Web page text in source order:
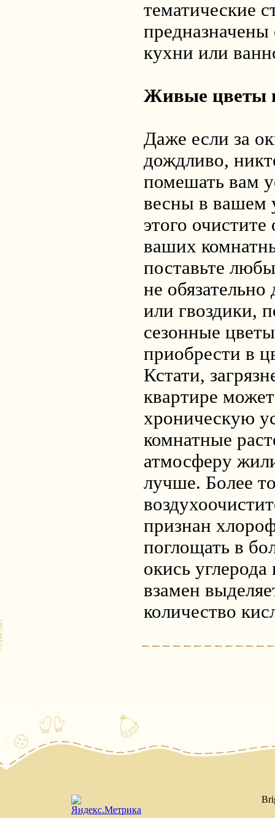
тематические
предназначены
кухни или
Живые цветы
Даже если за
дождливо,
помешать вам
весны в
этого
ваших
поставьте
не
или гвоздики,
сезонные
приобрести в
Кстати,
квартире
хроническую
комнатные
атмосферу
лучше. Более
признан
поглощать в
окись
взамен
количество